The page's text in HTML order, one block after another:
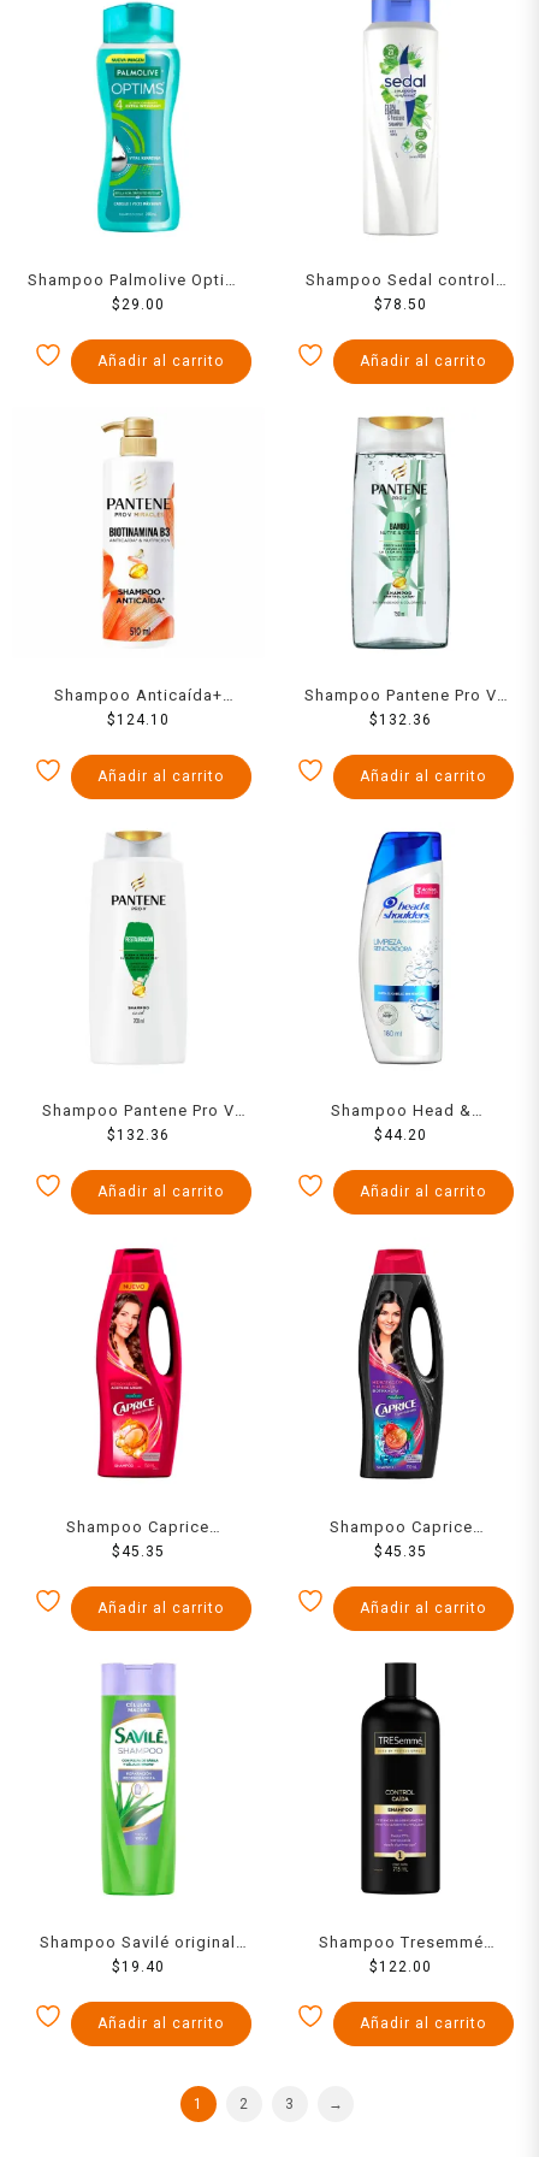
Shampoo Palmolive Optims
nivel 4 acondicionamiento
$29.00
Añadir al carrito
Shampoo Sedal control
caspa y frescura aloe y
$78.50
Añadir al carrito
Shampoo Anticaída+
Pantene Biotamina B3 para
$124.10
Añadir al carrito
Shampoo Pantene Pro V
bambú nutre & crece 750 ml
$132.36
Añadir al carrito
Shampoo Pantene Pro V
Restauración 700 ml
$132.36
Añadir al carrito
Shampoo Head &
Shoulders Limpieza
180 ml
$44.20
Añadir al carrito
Shampoo Caprice
Especialidades renovador
$45.35
Añadir al carrito
Shampoo Caprice
Especialidades hidratación
$45.35
Añadir al carrito
Shampoo Savilé original
células madre 180 ml
$19.40
Añadir al carrito
Shampoo Tresemmé
control caída 715 ml
$122.00
Añadir al carrito
1 2 3 →